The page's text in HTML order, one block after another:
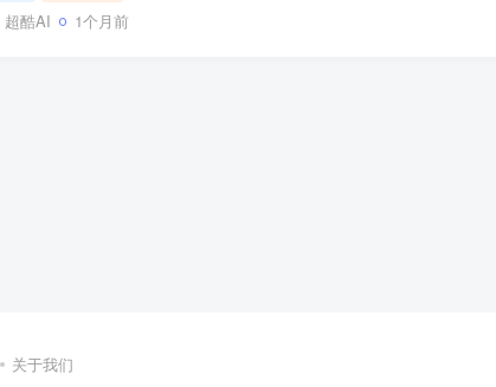
超酷AI 1个月前
关于我们